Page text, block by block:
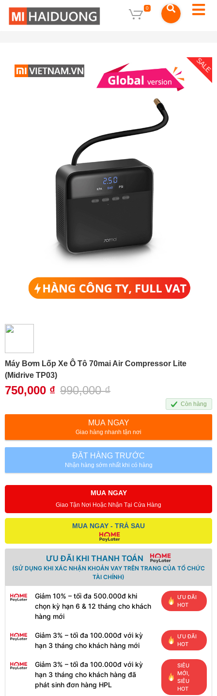
0
SALE
Máy Bơm Lốp Xe Ô Tô 70mai Air Compressor Lite
(Midrive TP03)
750,000 ₫ 990,000₫
Còn hàng
MUA NGAY
Giao hàng nhanh tận nơi
ĐẶT HÀNG TRƯỚC
Nhận hàng sớm nhất khi có hàng
MUA NGAY
Giao Tận Nơi Hoặc Nhận Tại Cửa Hàng
MUA NGAY - TRẢ SAU
ƯU ĐÃI KHI THANH TOÁN
(SỬ DỤNG KHI XÁC NHẬN KHOẢN VAY TRÊN TRANG CỦA TỔ CHỨC
TÀI CHÍNH)
Giảm 10% – tối đa 500.000đ khi
chọn kỳ hạn 6 & 12 tháng cho khách
hàng mới
ƯU ĐÃI
HOT
Giảm 3% – tối đa 100.000đ với kỳ
hạn 3 tháng cho khách hàng mới
ƯU ĐÃI
HOT
Giảm 3% – tối đa 100.000đ với kỳ
hạn 3 tháng cho khách hàng đã
phát sinh đơn hàng HPL
SIÊU
MỚI,
SIÊU
HOT